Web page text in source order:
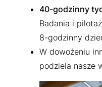
40-godzinny
Badania i
8-godzinny
W dowożeniu
podziela nasze